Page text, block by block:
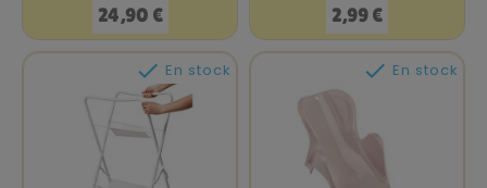
Prix
24,90 € Prix
2,99 €
 En stock  En stock